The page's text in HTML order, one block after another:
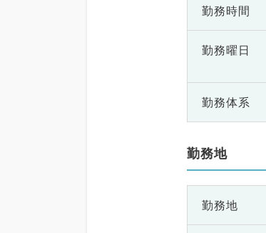
勤務時間
勤務曜日
勤務体系
勤務地
勤務地